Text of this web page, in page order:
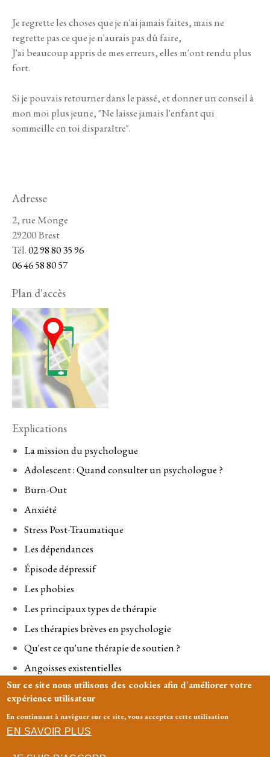
Je regrette les choses que je n'ai jamais faites, mais ne
regrette pas ce que je n'aurais pas dû faire,
J'ai beaucoup appris de mes erreurs, elles m'ont rendu plus
fort.
Si je pouvais retourner dans le passé, et donner un conseil à
mon moi plus jeune, "Ne laisse jamais l'enfant qui
sommeille en toi disparaître".
Adresse
2, rue Monge
29200 Brest
Tél.02 98 80 35 96
06 46 58 80 57
Plan d'accès
Explications
La mission du psychologue
Adolescent : Quand consulter un psychologue ?
Burn-Out
Anxiété
Stress Post-Traumatique
Les dépendances
Épisode dépressif
Les phobies
Les principaux types de thérapie
Les thérapies brèves en psychologie
Qu'est ce qu'une thérapie de soutien ?
Angoisses existentielles
Séparation
Honoraires- Mentions légales
Sur ce site nous utilisons des cookies afin d'améliorer votre
expérience utilisateur
En continuant à naviguer sur ce site, vous acceptez cette utilisation
EN SAVOIR PLUS